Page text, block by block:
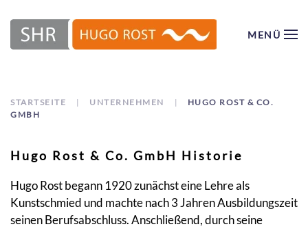
Zum Hauptinhalt springen MENÜ
STARTSEITE UNTERNEHMEN
HUGO ROST & CO.
GMBH
Hugo Rost & Co. GmbH Historie
Hugo Rost begann 1920 zunächst eine Lehre als
Kunstschmied und machte nach 3 Jahren Ausbildungszeit
seinen Berufsabschluss. Anschließend, durch seine